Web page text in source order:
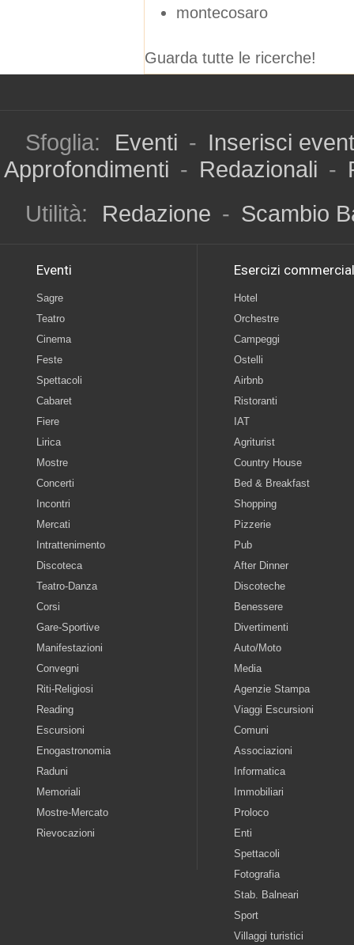
montecosaro
Guarda tutte le ricerche!
Sfoglia: Eventi - Inserisci
Approfondimenti - Redazionali -
Utilità:
Redazione - Scambio
Eventi
Sagre
Teatro
Cinema
Feste
Spettacoli
Cabaret
Fiere
Lirica
Mostre
Concerti
Incontri
Mercati
Intrattenimento
Discoteca
Teatro-Danza
Corsi
Gare-Sportive
Manifestazioni
Convegni
Riti-Religiosi
Reading
Escursioni
Enogastronomia
Raduni
Memoriali
Mostre-Mercato
Rievocazioni
Esercizi
Hotel
Orchestre
Campeggi
Ostelli
Airbnb
Ristoranti
IAT
Agriturist
Country House
Bed & Breakfast
Shopping
Pizzerie
Pub
After Dinner
Discoteche
Benessere
Divertimenti
Auto/Moto
Media
Agenzie Stampa
Viaggi Escursioni
Comuni
Associazioni
Informatica
Immobiliari
Proloco
Enti
Spettacoli
Fotografia
Stab. Balneari
Sport
Villaggi turistici